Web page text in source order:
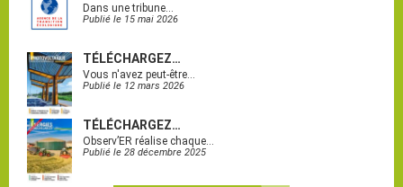
Dans une tribune…
Publié le 15 mai 2026
TÉLÉCHARGEZ…
Vous n'avez peut-être…
Publié le 12 mars 2026
TÉLÉCHARGEZ…
Observ’ER réalise chaque…
Publié le 28 décembre 2025